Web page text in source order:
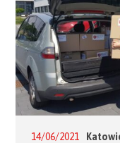
14/06/2021